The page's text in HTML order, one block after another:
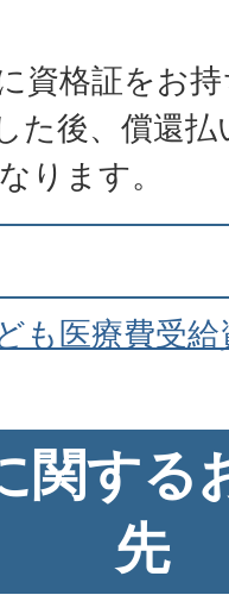
資格証をお
た後、償還
ります。
も医療費受
関する
先